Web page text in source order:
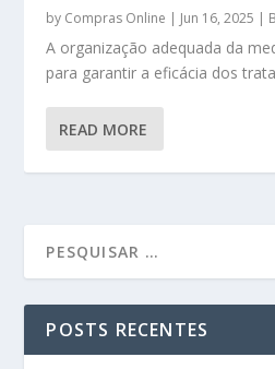
by Compras Online | Jun 16, 2025 |
A organização adequada da
para garantir a eficácia dos
READ MORE
POSTS RECENTES